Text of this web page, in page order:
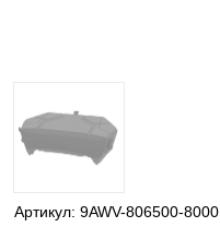
Артикул:9AWV-806500-8000